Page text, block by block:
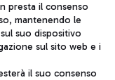
a direzione e
presta il consenso
mantenendo le
suo dispositivo
sul sito web e i
il suo consenso